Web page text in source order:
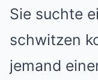
Sie suchte
schwitzen
jemand